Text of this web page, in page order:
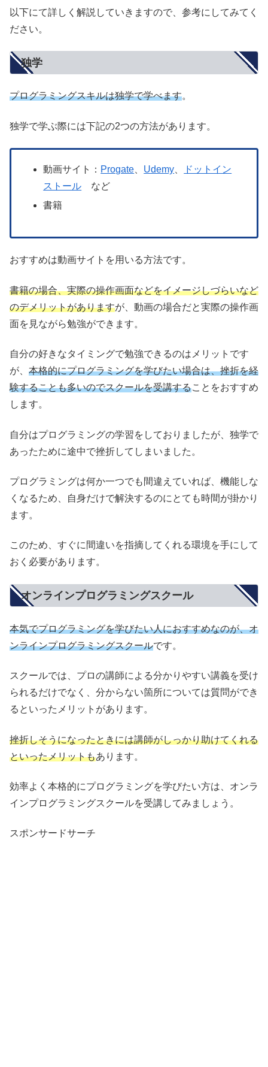
以下にて詳しく解説していきますので、参考にしてみてく
ださい。
独学
プログラミングスキルは独学で学べます。
独学で学ぶ際には下記の2つの方法があります。
動画サイト： Progate、 Udemy、
ドットイン
ストール など
書籍
おすすめは動画サイトを用いる方法です。
書籍の場合、実際の操作画面などをイメージしづらいなど
のデメリットがありますが、動画の場合だと実際の操作画
面を見ながら勉強ができます。
自分の好きなタイミングで勉強できるのはメリットです
が、 本格的にプログラミングを学びたい場合は、挫折を経
験することも多いのでスクールを受講することをおすすめ
します。
自分はプログラミングの学習をしておりましたが、独学で
あったために途中で挫折してしまいました。
プログラミングは何か一つでも間違えていれば、機能しな
くなるため、自身だけで解決するのにとても時間が掛かり
ます。
このため、すぐに間違いを指摘してくれる環境を手にして
おく必要があります。
オンラインプログラミングスクール
本気でプログラミングを学びたい人におすすめなのが、オ
ンラインプログラミングスクールです。
スクールでは、プロの講師による分かりやすい講義を受け
られるだけでなく、分からない箇所については質問ができ
るといったメリットがあります。
挫折しそうになったときには講師がしっかり助けてくれる
といったメリットもあります。
効率よく本格的にプログラミングを学びたい方は、オンラ
インプログラミングスクールを受講してみましょう。
スポンサードサーチ